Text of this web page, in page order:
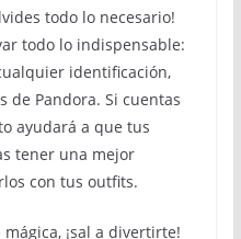
todo lo necesario!
todo lo indispensable:
identificación,
de Pandora. Si cuentas
ayudará a que tus
tener una mejor
con tus outfits.
¡sal a divertirte!